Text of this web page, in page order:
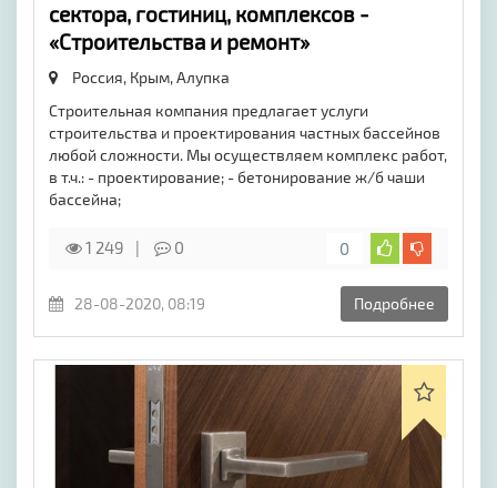
сектора, гостиниц, комплексов -
«Строительства и ремонт»
Россия, Крым,Алупка
Строительная компания предлагает услуги
строительства и проектирования частных бассейнов
любой сложности. Мы осуществляем комплекс работ,
в т.ч.: - проектирование; - бетонирование ж/б чаши
бассейна;
1 249 0 0
28-08-2020, 08:19 Подробнее